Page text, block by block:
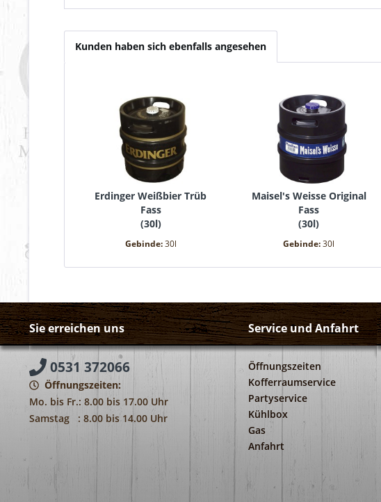
Kunden haben sich ebenfalls angesehen
Erdinger Weißbier Trüb
Fass
(30l)
Gebinde:30l
Maisel's Weisse Original
Fass
(30l)
Gebinde:30l
Sie erreichen uns
0531 372066
Öffnungszeiten:
Mo. bis Fr.: 8.00 bis 17.00 Uhr
Samstag : 8.00 bis 14.00 Uhr
Service und Anfahrt
Öffnungszeiten
Kofferraumservice
Partyservice
Kühlbox
Gas
Anfahrt